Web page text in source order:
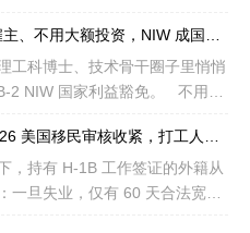
工科博士、技术骨干圈子里悄悄
国家利益豁免。 不用提
，持有 H-1B 工作签证的外籍从
一旦失业，仅有 60 天合法宽限